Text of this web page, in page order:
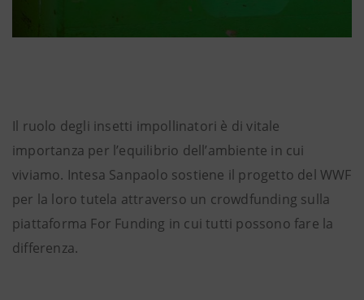
Il ruolo degli insetti impollinatori è di vitale
importanza per l’equilibrio dell’ambiente in cui
viviamo. Intesa Sanpaolo sostiene il progetto del WWF
per la loro tutela attraverso un crowdfunding sulla
piattaforma For Funding in cui tutti possono fare la
differenza.